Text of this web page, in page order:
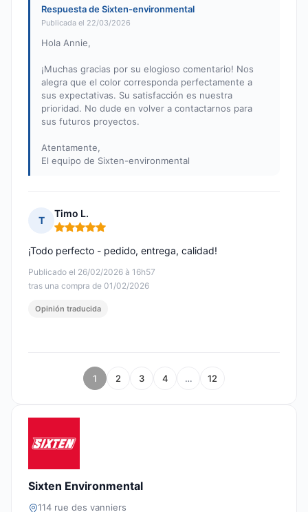
Respuesta de Sixten-environmental
Publicada el 22/03/2026
Hola Annie,
¡Muchas gracias por su elogioso comentario! Nos
alegra que el color corresponda perfectamente a
sus expectativas. Su satisfacción es nuestra
prioridad. No dude en volver a contactarnos para
sus futuros proyectos.
Atentamente,
El equipo de Sixten-environmental
T
Timo L.
Nota: 5 de 5
Publicado el 26/02/2026 à 16h57
tras una compra de 01/02/2026
¡Todo perfecto - pedido, entrega, calidad!
Opinión traducida
1 2 3 4 … 12
Sixten Environmental
114 rue des vanniers